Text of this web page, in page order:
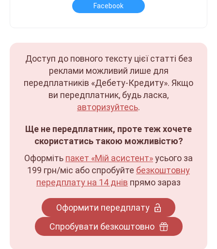
Facebook
Доступ до повного тексту цієї статті без
реклами можливий лише для
передплатників «Дебету-Кредиту». Якщо
ви передплатник, будь ласка,
авторизуйтесь.
Ще не передплатник, проте теж хочете
скористатись такою можливістю?
Оформіть пакет «Мій асистент»усього за
199 грн/міс або спробуйте безкоштовну
передплату на 14 днів прямо зараз
Оформити передплату
Спробувати безкоштовно